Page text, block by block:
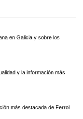
en Galicia y sobre los
y la información más
más destacada de Ferrol